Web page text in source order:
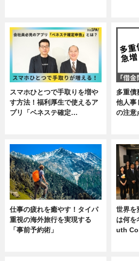
スマホひとつで手取りを増や
す方法！福利厚生で使えるア
プリ「ベネステ確定…
多重債
他人事
の注
仕事の疲れを癒やす！タイパ
重視の海外旅行を実現する
「事前予約術」
世界を
は何を
uth